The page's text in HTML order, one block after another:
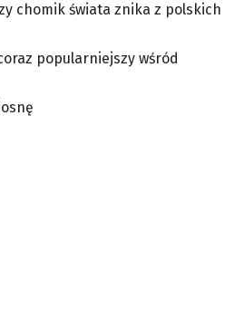
chomik świata znika z polskich
popularniejszy wśród